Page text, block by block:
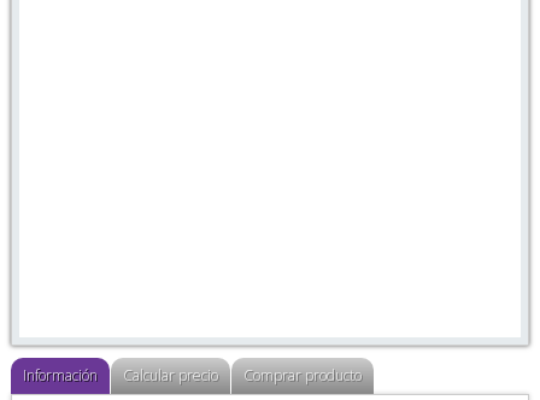
Información Calcular precio Comprar producto